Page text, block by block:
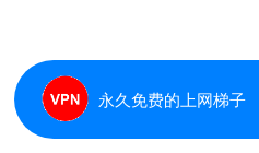
永久免费的上网梯子